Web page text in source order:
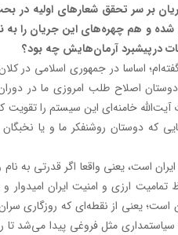
بر سر تحقق شعارهای اولیه
و هم چهره‌های این جریان را به
درپیشبرد آرمان‌هایش چه بود؟
اساسا در جمهوری اسلامی در
اصلاح طلب امروزی ما در
اخیر بعد از رهبری حضرت آیت‌الله خامنه‌ای این
که دوستان روشنفکر ما و یا
است، یعنی واقعا اگر قدرتی به
ارزی و امنیت ایران امیدوار
است؛ یعنی از نقطه‌ای که روزگاری
سیاستمداری مثل فروغی پیدا می‌شد